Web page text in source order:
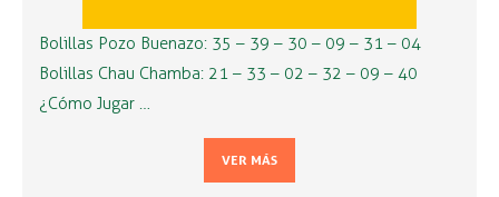
Bolillas Pozo Buenazo: 35 – 39 – 30 – 09 – 31 – 04
Bolillas Chau Chamba: 21 – 33 – 02 – 32 – 09 – 40
¿Cómo Jugar …
VER MÁS